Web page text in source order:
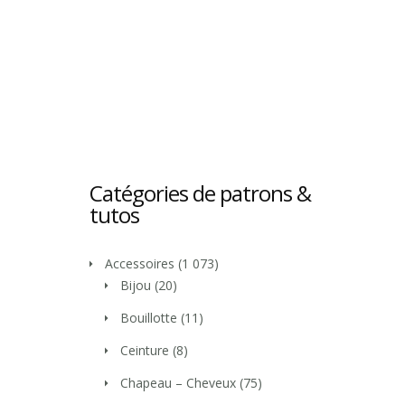
Catégories de patrons &
tutos
Accessoires (1 073)
Bijou (20)
Bouillotte (11)
Ceinture (8)
Chapeau – Cheveux (75)